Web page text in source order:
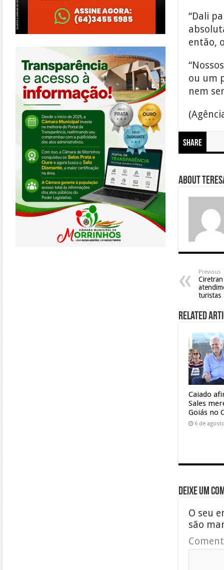
“Dali
então,
ou um
nem
Share
About
Previous
turistas
Related
Caiado
Sales
Goiás no
6 de
Deixe um
O seu
são
https://morrinhos.go.leg.br/